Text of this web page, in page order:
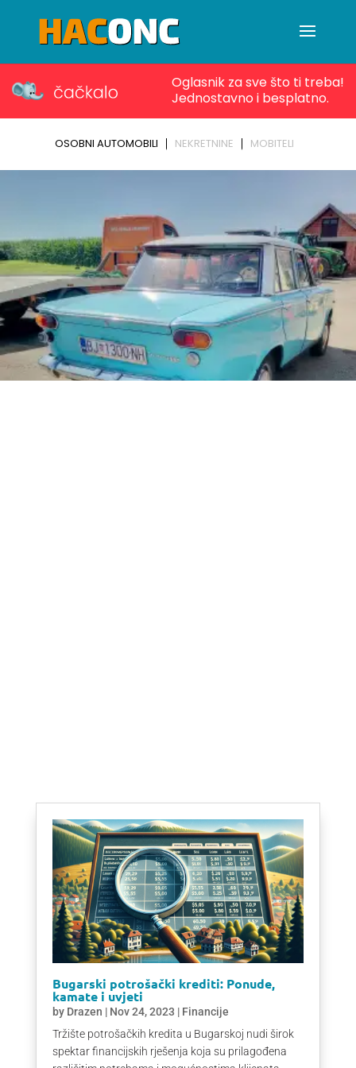
Bugarski potrošački krediti: Ponude,
kamate i uvjeti
by Drazen | Nov 24, 2023 | Financije
Tržište potrošačkih kredita u Bugarskoj nudi širok
spektar financijskih rješenja koja su prilagođena